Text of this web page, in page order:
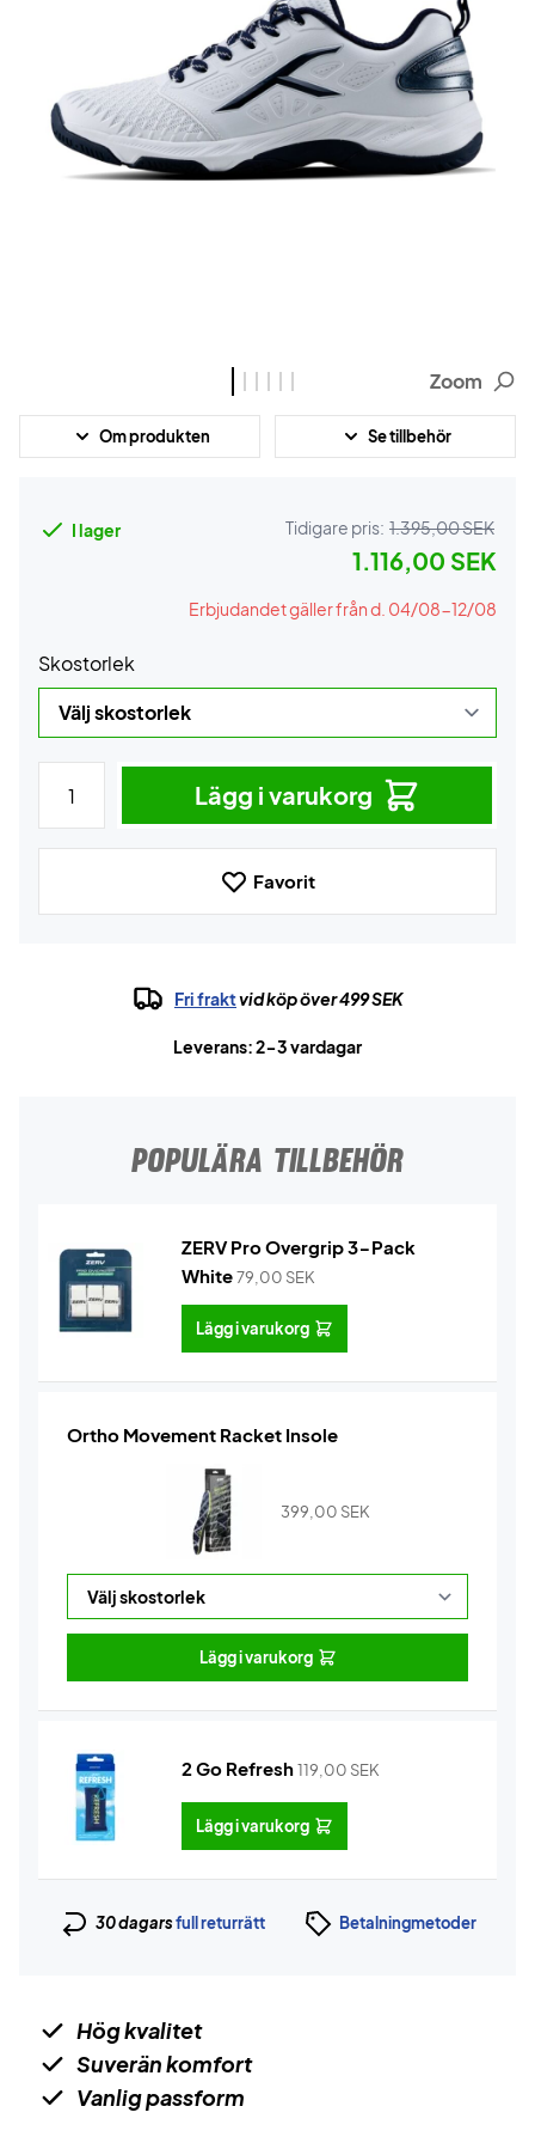
Zoom
Om produkten Se tillbehör
I lager Tidigare pris: 1.395,00 SEK
1.116,00 SEK
Erbjudandet gäller från d. 04/08-12/08
Skostorlek
Lägg i varukorg
Favorit
Fri fraktvid köp över 499 SEK
Leverans: 2-3 vardagar
POPULÄRA TILLBEHÖR
ZERV Pro Overgrip 3-Pack
White79,00 SEK
Lägg i varukorg
Ortho Movement Racket Insole
399,00 SEK
Lägg i varukorg
2 Go Refresh119,00 SEK
Lägg i varukorg
30 dagarsfull returrätt Betalningmetoder
Hög kvalitet
Suverän komfort
Vanlig passform